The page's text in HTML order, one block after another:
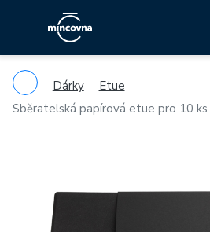
Dárky
Etue
Sběratelská papírová etue pro 10